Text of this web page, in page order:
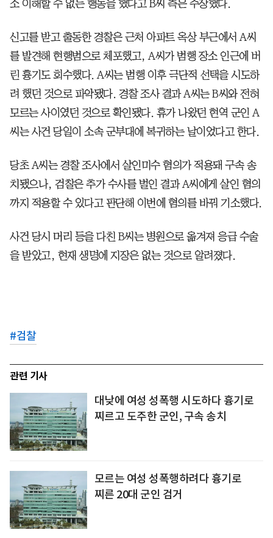
소 이해할 수 없는 행동을 했다고 B씨 측은 주장했다.
신고를 받고 출동한 경찰은 근처 아파트 옥상 부근에서 A씨
를 발견해 현행범으로 체포했고, A씨가 범행 장소 인근에 버
린 흉기도 회수했다. A씨는 범행 이후 극단적 선택을 시도하
려 했던 것으로 파악됐다. 경찰 조사 결과 A씨는 B씨와 전혀
모르는 사이였던 것으로 확인됐다. 휴가 나왔던 현역 군인 A
씨는 사건 당일이 소속 군부대에 복귀하는 날이었다고 한다.
당초 A씨는 경찰 조사에서 살인미수 혐의가 적용돼 구속 송
치됐으나, 검찰은 추가 수사를 벌인 결과 A씨에게 살인 혐의
까지 적용할 수 있다고 판단해 이번에 혐의를 바꿔 기소했다.
사건 당시 머리 등을 다친 B씨는 병원으로 옮겨져 응급 수술
을 받았고, 현재 생명에 지장은 없는 것으로 알려졌다.
#검찰
관련 기사
대낮에 여성 성폭행 시도하다 흉기로
찌르고 도주한 군인, 구속 송치
모르는 여성 성폭행하려다 흉기로
찌른 20대 군인 검거